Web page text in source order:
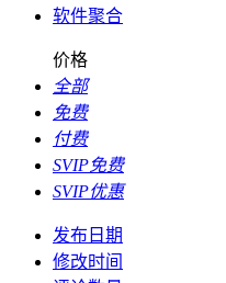
软件聚合
价格
全部
免费
付费
SVIP免费
SVIP优惠
发布日期
修改时间